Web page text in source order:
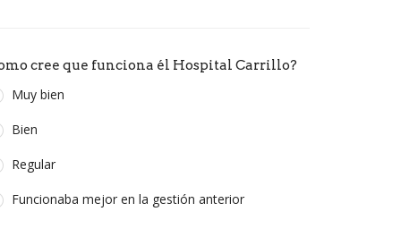
cree que funciona él Hospital Carrillo?
Muy bien
Bien
Regular
Funcionaba mejor en la gestión anterior